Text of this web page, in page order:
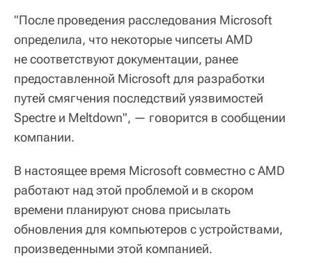
"После проведения расследования Microsoft
определила, что некоторые чипсеты AMD
не соответствуют документации, ранее
предоставленной Microsoft для разработки
путей смягчения последствий уязвимостей
Spectre и Meltdown", — говорится в сообщении
компании.
В настоящее время Microsoft совместно с AMD
работают над этой проблемой и в скором
времени планируют снова присылать
обновления для компьютеров с устройствами,
произведенными этой компанией.